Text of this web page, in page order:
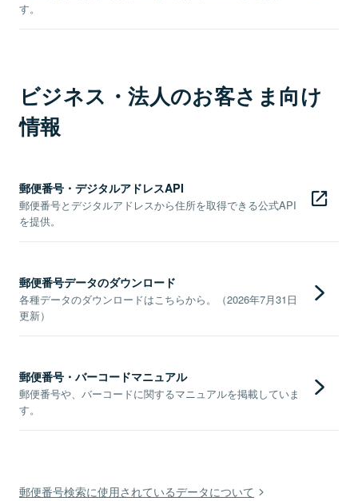
す。
ビジネス・法人のお客さま向け
情報
郵便番号・デジタルアドレスAPI
郵便番号とデジタルアドレスから住所を取得できる公式API
を提供。
郵便番号データのダウンロード
各種データのダウンロードはこちらから。（2026年7月31日
更新）
郵便番号・バーコードマニュアル
郵便番号や、バーコードに関するマニュアルを掲載していま
す。
郵便番号検索に使用されているデータについて